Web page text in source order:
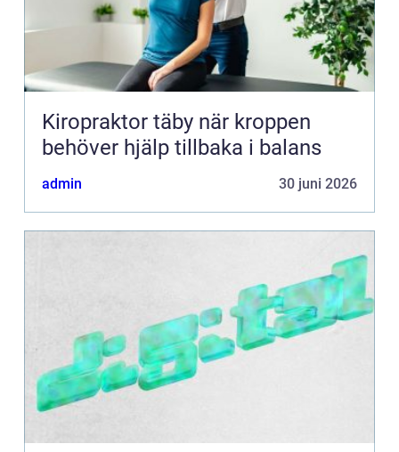
Kiropraktor täby när kroppen
behöver hjälp tillbaka i balans
admin 30 juni 2026